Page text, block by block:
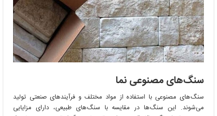
سنگ‌های مصنوعی نما
سنگ‌های مصنوعی با استفاده از مواد مختلف و فرآیندهای صنعتی تولید
می‌شوند. این سنگ‌ها در مقایسه با سنگ‌های طبیعی، دارای مزایایی